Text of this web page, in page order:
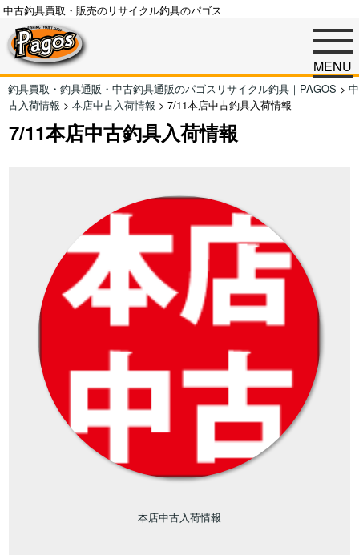
中古釣具買取・販売のリサイクル釣具のパゴス
MENU
釣具買取・釣具通販・中古釣具通販のパゴスリサイクル釣具｜PAGOS > 中
古入荷情報 > 本店中古入荷情報 > 7/11本店中古釣具入荷情報
7/11本店中古釣具入荷情報
本店中古入荷情報